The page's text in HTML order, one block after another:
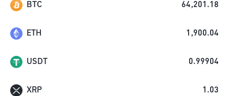
BTC 64,201.18
ETH 1,900.04
USDT 0.99904
XRP 1.03